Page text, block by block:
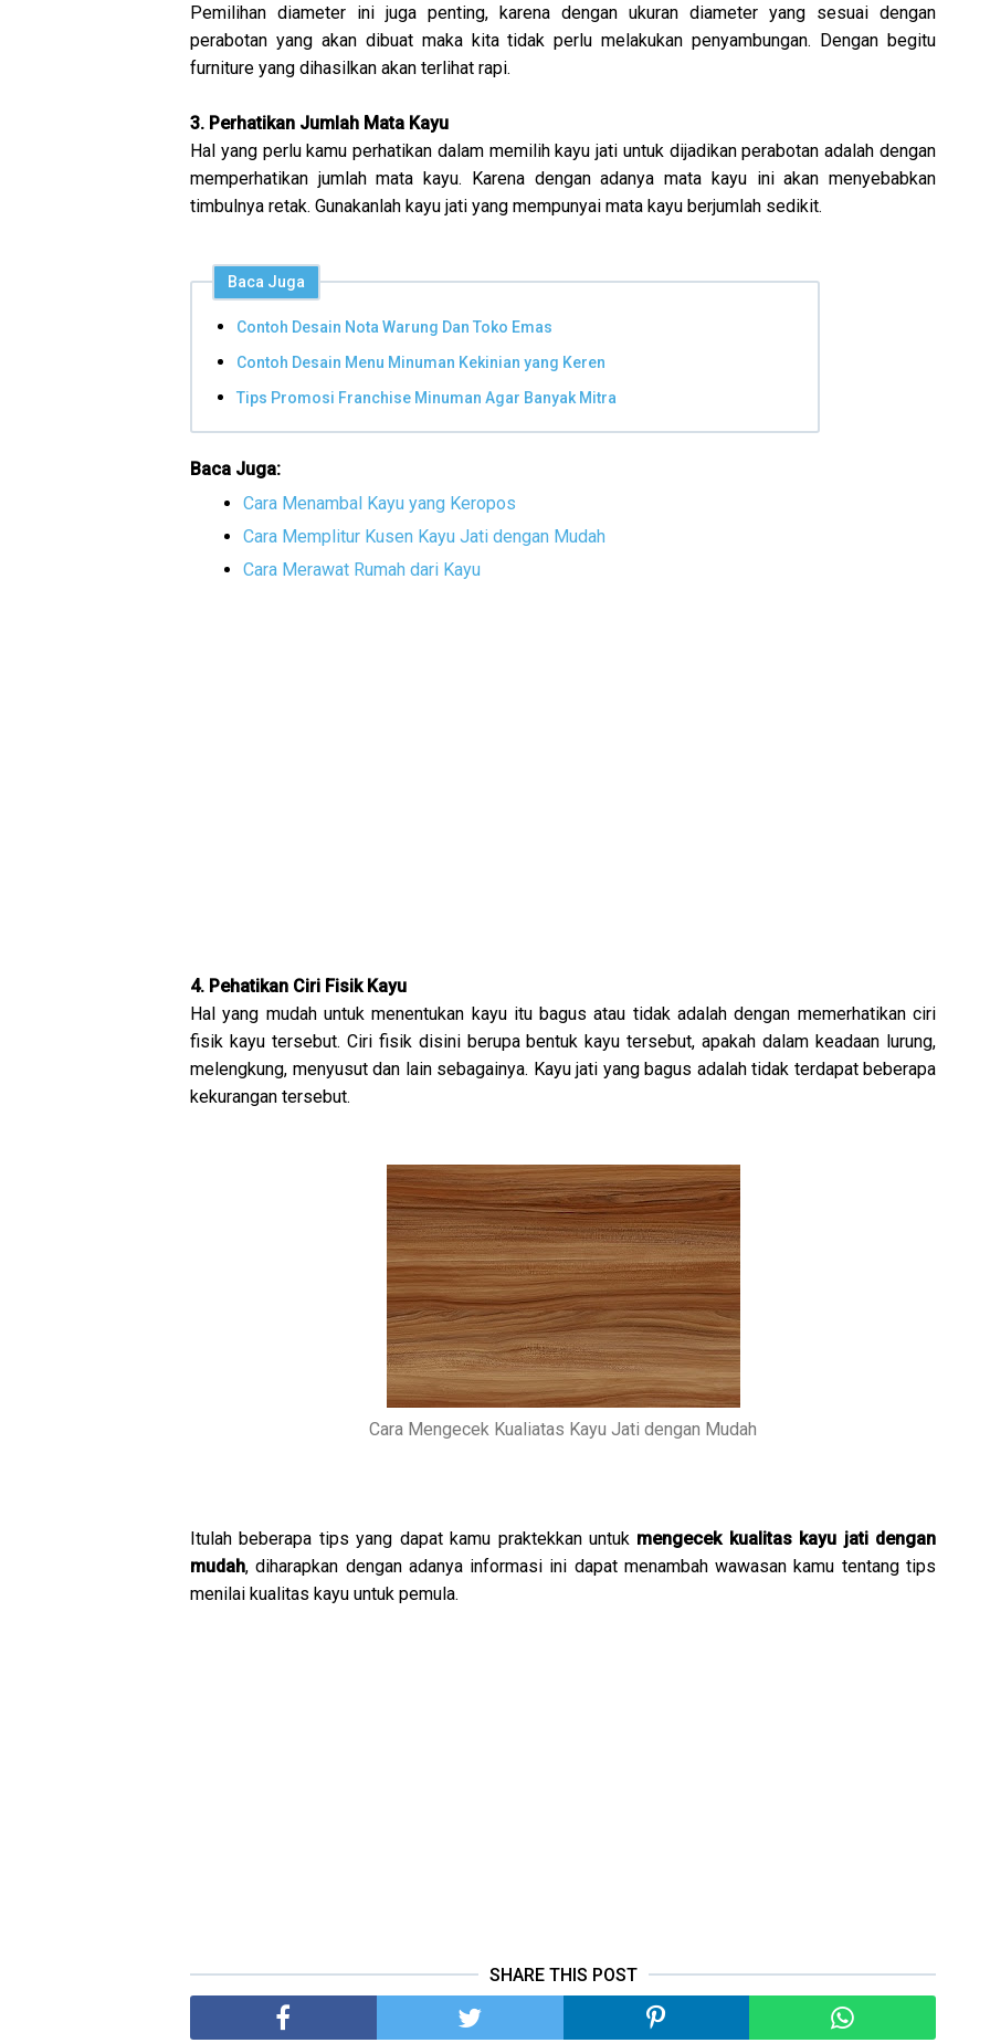
Pemilihan diameter ini juga penting, karena dengan ukuran diameter yang sesuai dengan
perabotan yang akan dibuat maka kita tidak perlu melakukan penyambungan. Dengan begitu
furniture yang dihasilkan akan terlihat rapi.
3. Perhatikan Jumlah Mata Kayu
Hal yang perlu kamu perhatikan dalam memilih kayu jati untuk dijadikan perabotan adalah dengan
memperhatikan jumlah mata kayu. Karena dengan adanya mata kayu ini akan menyebabkan
timbulnya retak. Gunakanlah kayu jati yang mempunyai mata kayu berjumlah sedikit.
Baca Juga
Contoh Desain Nota Warung Dan Toko Emas
Contoh Desain Menu Minuman Kekinian yang Keren
Tips Promosi Franchise Minuman Agar Banyak Mitra
Baca Juga:
Cara Menambal Kayu yang Keropos
Cara Memplitur Kusen Kayu Jati dengan Mudah
Cara Merawat Rumah dari Kayu
4. Pehatikan Ciri Fisik Kayu
Hal yang mudah untuk menentukan kayu itu bagus atau tidak adalah dengan memerhatikan ciri
fisik kayu tersebut. Ciri fisik disini berupa bentuk kayu tersebut, apakah dalam keadaan lurung,
melengkung, menyusut dan lain sebagainya. Kayu jati yang bagus adalah tidak terdapat beberapa
kekurangan tersebut.
Cara Mengecek Kualiatas Kayu Jati dengan Mudah
Itulah beberapa tips yang dapat kamu praktekkan untuk mengecek kualitas kayu jati dengan
mudah, diharapkan dengan adanya informasi ini dapat menambah wawasan kamu tentang tips
menilai kualitas kayu untuk pemula.
SHARE THIS POST